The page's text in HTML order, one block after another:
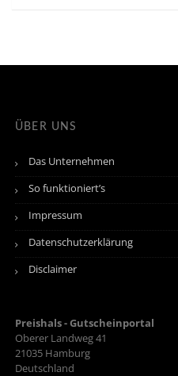
ÜBER UNS
Das Unternehmen
So funktioniert’s
Impressum
Datenschutzerklärung
Disclaimer
Preishals - Gutscheinportal
Oberer Landweg 41
21035 Hamburg
Deutschland